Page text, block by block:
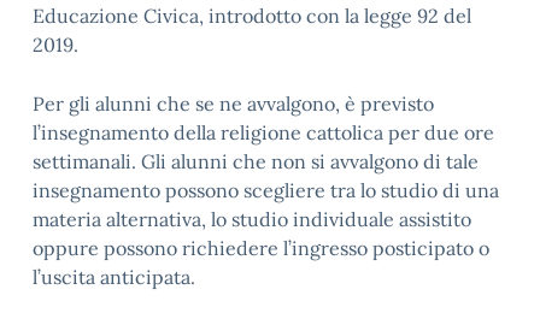
Educazione Civica, introdotto con la legge 92 del
2019.
Per gli alunni che se ne avvalgono, è previsto
l’insegnamento della religione cattolica per due ore
settimanali. Gli alunni che non si avvalgono di tale
insegnamento possono scegliere tra lo studio di una
materia alternativa, lo studio individuale assistito
oppure possono richiedere l’ingresso posticipato o
l’uscita anticipata.